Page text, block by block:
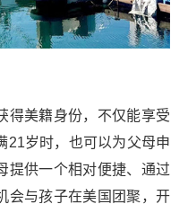
美籍身份，不仅能享受
21岁时，也可以为父母申
提供一个相对便捷、通过
会与孩子在美国团聚，开